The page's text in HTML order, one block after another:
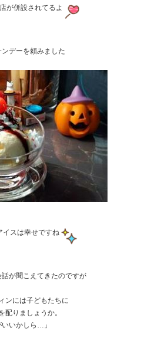
が併設されてるよ
デーを頼みました
イスは幸せですね
が聞こえてきたのですが
ンには子どもたちに
配りましょうか。
いいかしら…」